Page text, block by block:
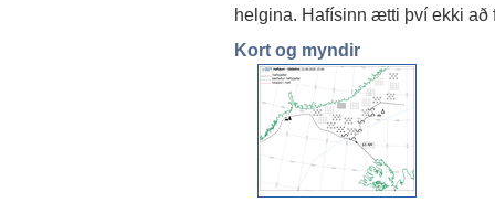
helgina. Hafísinn ætti því ekki
Kort og myndir